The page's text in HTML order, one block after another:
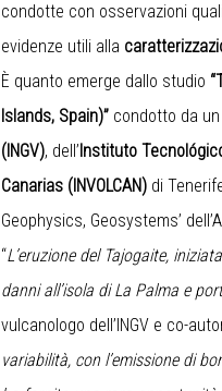
condotte con osservazioni
evidenze utili alla
È quanto emerge dallo studio
Islands, Spain)” condotto da
(INGV), dell’ Instituto
Canarias (INVOLCAN) di
Geophysics, Geosystems’
“L’eruzione del Tajogaite,
danni all’isola di La Palma e
vulcanologo dell’INGV e co-
variabilità, con l’emissione di